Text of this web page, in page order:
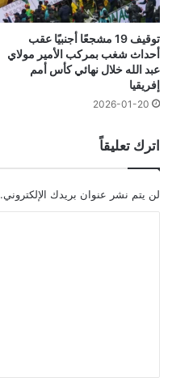
توقيف 19 مشجعًا أجنبيًا عقب
أحداث شغب بمركب الأمير مولاي
عبد الله خلال نهائي كأس أمم
إفريقيا
2026-01-20
اترك تعليقاً
لن يتم نشر عنوان بريدك الإلكتروني.